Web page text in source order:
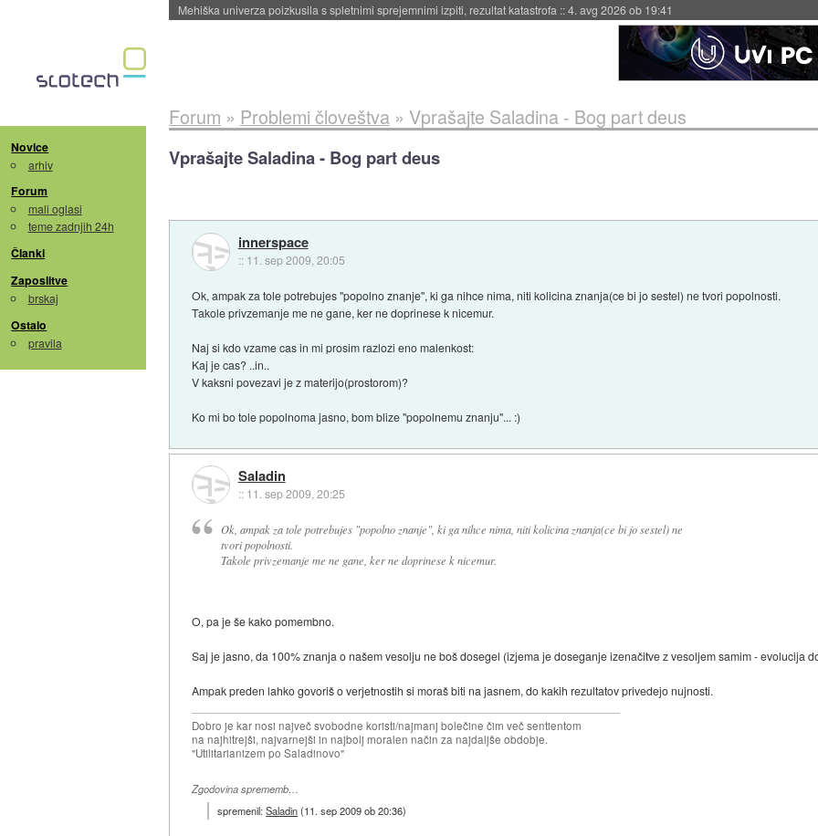
Evropska vesoljska agencija razvija svojo raketo za večkratno uporabo::4. avg 2026 ob 19:41
Novice
arhiv
Forum
mali oglasi
teme zadnjih 24h
Članki
Zaposlitve
brskaj
Ostalo
pravila
Forum » Problemi človeštva» Vprašajte Saladina - Bog part deus
Vprašajte Saladina - Bog part deus
innerspace
:: 11. sep 2009, 20:05
Ok, ampak za tole potrebujes "popolno znanje", ki ga nihce nima, niti kolicina znanja(ce bi jo sestel) ne tvori popolnosti.
Takole privzemanje me ne gane, ker ne doprinese k nicemur.
Naj si kdo vzame cas in mi prosim razlozi eno malenkost:
Kaj je cas? ..in..
V kaksni povezavi je z materijo(prostorom)?
Ko mi bo tole popolnoma jasno, bom blize "popolnemu znanju"... :)
Saladin
:: 11. sep 2009, 20:25
Ok, ampak za tole potrebujes "popolno znanje", ki ga nihce nima, niti kolicina znanja(ce bi jo sestel) ne
tvori popolnosti.
Takole privzemanje me ne gane, ker ne doprinese k nicemur.
O, pa je še kako pomembno.
Saj je jasno, da 100% znanja o našem vesolju ne boš dosegel (izjema je doseganje izenačitve z vesoljem samim - evolucija
Ampak preden lahko govoriš o verjetnostih si moraš biti na jasnem, do kakih rezultatov privedejo nujnosti.
Dobro je kar nosi največ svobodne koristi/najmanj bolečine čim več sentientom
na najhitrejši, najvarnejši in najbolj moralen način za najdaljše obdobje.
"Utilitarianizem po Saladinovo"
Zgodovina sprememb…
spremenil:Saladin(11. sep 2009 ob 20:36)